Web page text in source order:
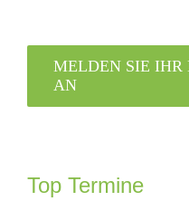
MELDEN SIE IHR
AN
Top Termine